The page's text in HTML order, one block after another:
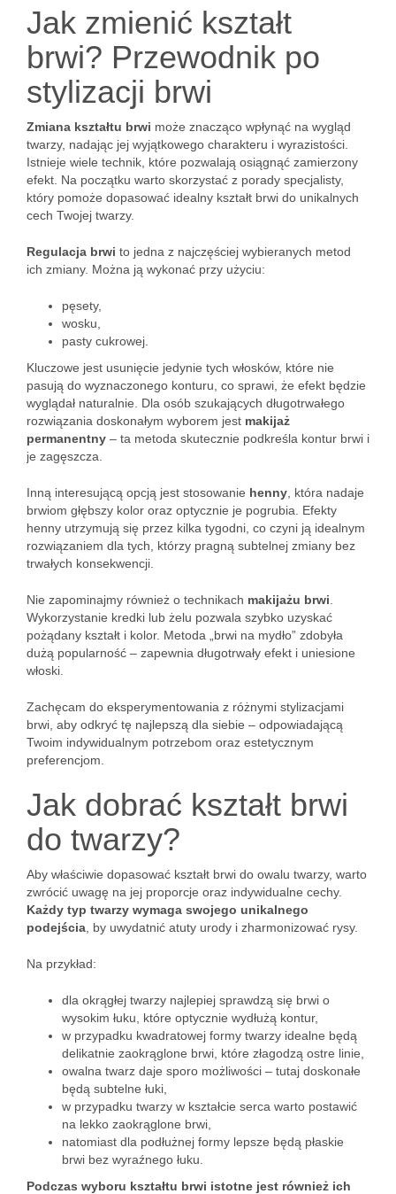
Jak zmienić kształt
brwi? Przewodnik po
stylizacji brwi
Zmiana kształtu brwi może znacząco wpłynąć na wygląd
twarzy, nadając jej wyjątkowego charakteru i wyrazistości.
Istnieje wiele technik, które pozwalają osiągnąć zamierzony
efekt. Na początku warto skorzystać z porady specjalisty,
który pomoże dopasować idealny kształt brwi do unikalnych
cech Twojej twarzy.
Regulacja brwi to jedna z najczęściej wybieranych metod
ich zmiany. Można ją wykonać przy użyciu:
pęsety,
wosku,
pasty cukrowej.
Kluczowe jest usunięcie jedynie tych włosków, które nie
pasują do wyznaczonego konturu, co sprawi, że efekt będzie
wyglądał naturalnie. Dla osób szukających długotrwałego
rozwiązania doskonałym wyborem jest makijaż
permanentny – ta metoda skutecznie podkreśla kontur brwi i
je zagęszcza.
Inną interesującą opcją jest stosowanie henny , która nadaje
brwiom głębszy kolor oraz optycznie je pogrubia. Efekty
henny utrzymują się przez kilka tygodni, co czyni ją idealnym
rozwiązaniem dla tych, którzy pragną subtelnej zmiany bez
trwałych konsekwencji.
Nie zapominajmy również o technikach makijażu brwi
Wykorzystanie kredki lub żelu pozwala szybko uzyskać
pożądany kształt i kolor. Metoda „brwi na mydło” zdobyła
dużą popularność – zapewnia długotrwały efekt i uniesione
włoski.
Zachęcam do eksperymentowania z różnymi stylizacjami
brwi, aby odkryć tę najlepszą dla siebie – odpowiadającą
Twoim indywidualnym potrzebom oraz estetycznym
preferencjom.
Jak dobrać kształt brwi
do twarzy?
Aby właściwie dopasować kształt brwi do owalu twarzy, warto
zwrócić uwagę na jej proporcje oraz indywidualne cechy.
Każdy typ twarzy wymaga swojego unikalnego
podejścia , by uwydatnić atuty urody i zharmonizować rysy.
Na przykład:
dla okrągłej twarzy najlepiej sprawdzą się brwi o
wysokim łuku, które optycznie wydłużą kontur,
w przypadku kwadratowej formy twarzy idealne będą
delikatnie zaokrąglone brwi, które złagodzą ostre linie,
owalna twarz daje sporo możliwości – tutaj doskonałe
będą subtelne łuki,
w przypadku twarzy w kształcie serca warto postawić
na lekko zaokrąglone brwi,
natomiast dla podłużnej formy lepsze będą płaskie
brwi bez wyraźnego łuku.
Podczas wyboru kształtu brwi istotne jest również ich